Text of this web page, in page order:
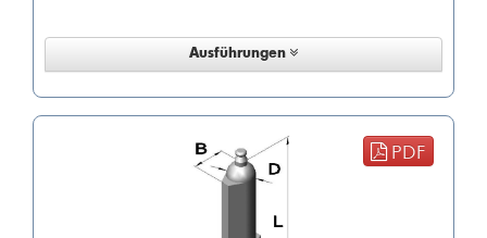
Ausführungen
PDF